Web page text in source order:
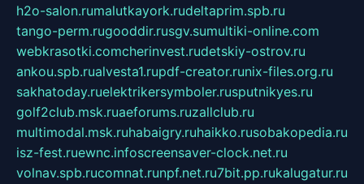
h2o-salon.rumalutkayork.rudeltaprim.spb.ru
tango-perm.rugooddir.rusgv.sumultiki-online.com
webkrasotki.comcherinvest.rudetskiy-ostrov.ru
ankou.spb.rualvesta1.rupdf-creator.runix-files.org.ru
sakhatoday.ruelektrikersymboler.rusputnikyes.ru
golf2club.msk.ruaeforums.ruzallclub.ru
multimodal.msk.ruhabaigry.ruhaikko.rusobakopedia.ru
isz-fest.ruewnc.infoscreensaver-clock.net.ru
volnav.spb.rucomnat.runpf.net.ru7bit.pp.rukalugatur.ru